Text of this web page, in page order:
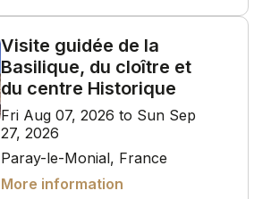
Visite guidée de la
Basilique, du cloître et
du centre Historique
Fri Aug 07, 2026 to Sun Sep
27, 2026
Paray-le-Monial, France
More information